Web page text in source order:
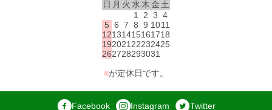
日 月 火 水木金土
1 2 3 4
5 6 7 8 9 1011
12131415161718
19202122232425
262728293031
■が定休日です。
Facebook Instagram Twitter